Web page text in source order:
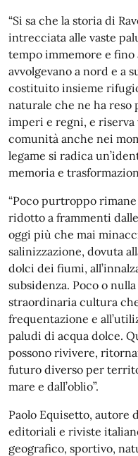
“Si sa che la storia di
intrecciata alle vaste
tempo immemore e fino
avvolgevano a nord e a
costituito insieme
naturale che ne ha reso
imperi e regni, e
comunità anche nei
legame si radica
memoria e
“Poco purtroppo
ridotto a frammenti
oggi più che mai
salinizzazione, dovuta
dolci dei fiumi,
subsidenza. Poco o
straordinaria cultura
frequentazione e
paludi di acqua dolce.
possono rivivere,
futuro diverso per
mare e dall’oblio”.
Paolo Equisetto, autore
editoriali e riviste
geografico, sportivo,